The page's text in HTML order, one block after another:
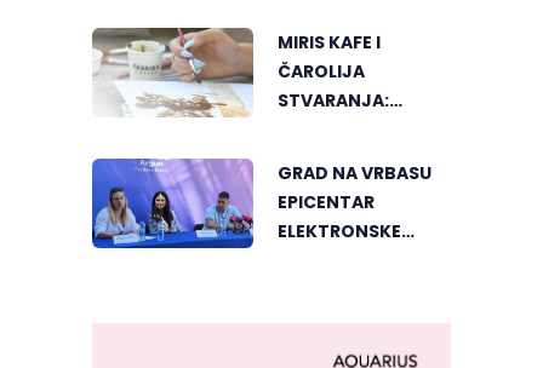
FESTIVALA U
MONGOLIJI
MIRIS KAFE I
ČAROLIJA
STVARANJA:
BANJALUCI
GRAD NA VRBASU
EPICENTAR
ELEKTRONSKE